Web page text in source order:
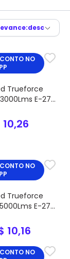
NO
Trueforce
E-27
Cód.
– Philips
NO
Trueforce
E-27
Cód.
– Philips
10,16
NO